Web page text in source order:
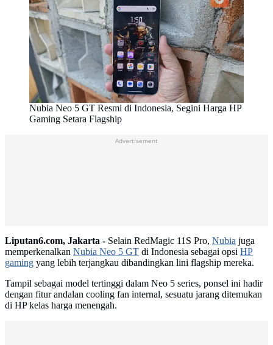
Nubia Neo 5 GT Resmi di Indonesia, Segini Harga HP
Gaming Setara Flagship
Advertisement
Liputan6.com, Jakarta - Selain RedMagic 11S Pro, Nubia juga
memperkenalkan Nubia Neo 5 GT di Indonesia sebagai opsi HP
gaming yang lebih terjangkau dibandingkan lini flagship mereka.
Tampil sebagai model tertinggi dalam Neo 5 series, ponsel ini hadir
dengan fitur andalan cooling fan internal, sesuatu jarang ditemukan
di HP kelas harga menengah.